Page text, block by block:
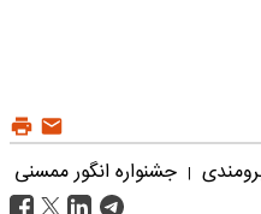
| جشنواره انگور ممسنی